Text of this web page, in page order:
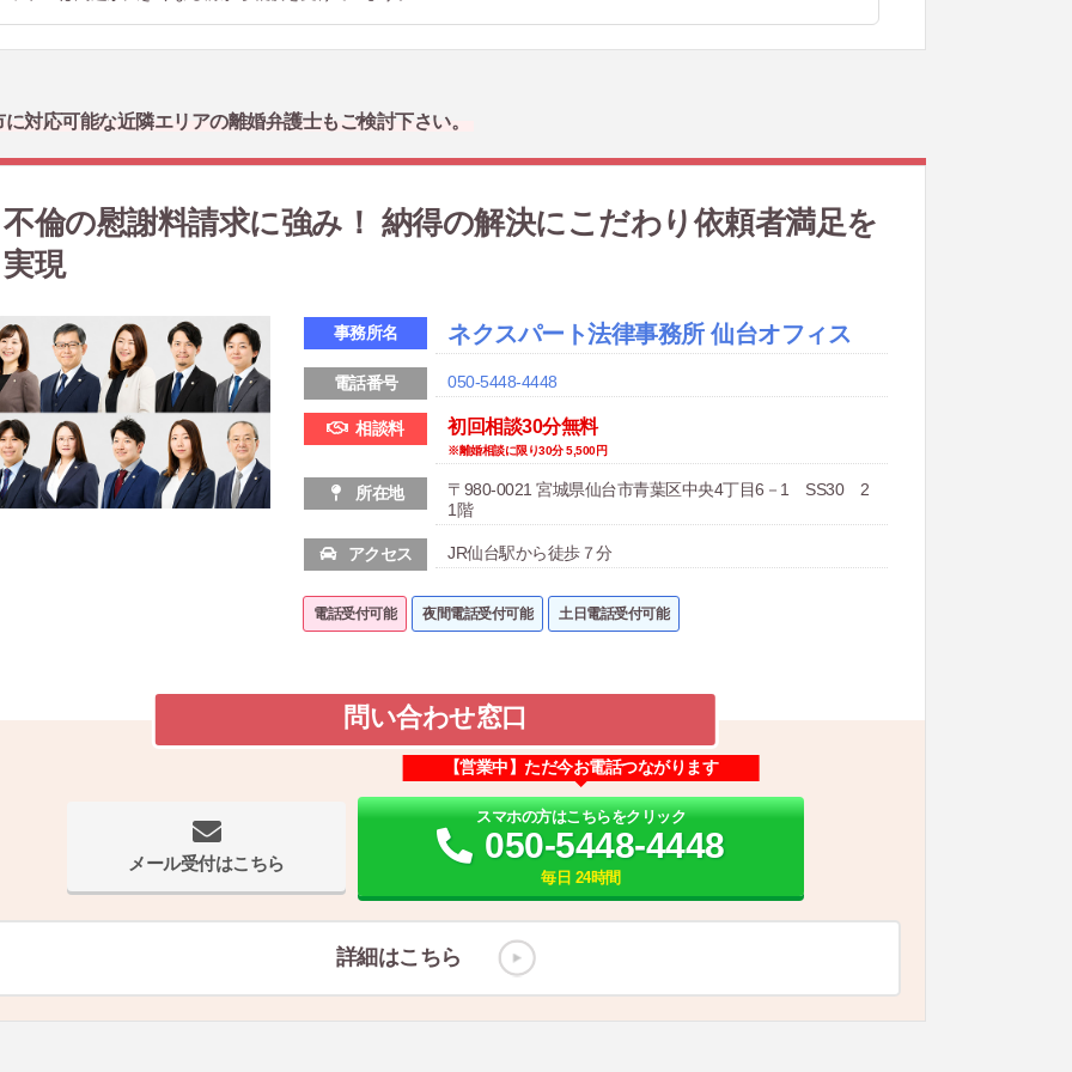
に対応可能な近隣エリアの離婚弁護士もご検討下さい。
不倫の慰謝料請求に強み！ 納得の解決にこだわり依頼者満足を
実現
事務所名 ネクスパート法律事務所 仙台オフィス
電話番号 050-5448-4448
相談料 初回相談30分無料
※離婚相談に限り30分 5,500円
所在地
〒980-0021 宮城県仙台市青葉区中央4丁目6－1 SS30 2
1階
アクセス JR仙台駅から徒歩７分
電話受付可能 夜間電話受付可能 土日電話受付可能
問い合わせ窓口
メール受付はこちら
【営業中】ただ今お電話つながります
スマホの方はこちらをクリック
050-5448-4448
毎日 24時間
詳細はこちら